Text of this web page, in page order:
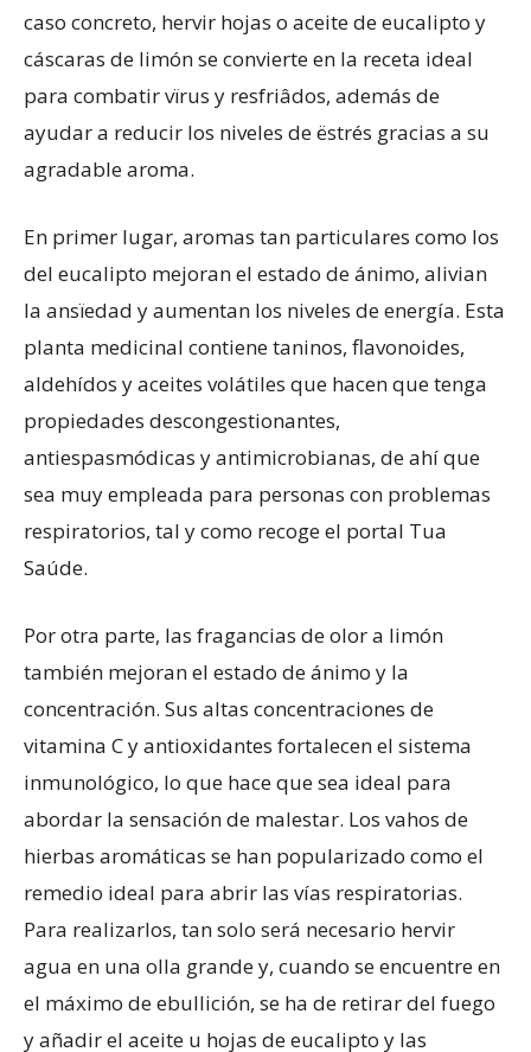
caso concreto, hervir hojas o aceite de eucalipto y
cáscaras de limón se convierte en la receta ideal
para combatir vïrus y resfriâdos, además de
ayudar a reducir los niveles de ëstrés gracias a su
agradable aroma.
En primer lugar, aromas tan particulares como los
del eucalipto mejoran el estado de ánimo, alivian
la ansïedad y aumentan los niveles de energía. Esta
planta medicinal contiene taninos, flavonoides,
aldehídos y aceites volátiles que hacen que tenga
propiedades descongestionantes,
antiespasmódicas y antimicrobianas, de ahí que
sea muy empleada para personas con problemas
respiratorios, tal y como recoge el portal Tua
Saúde.
Por otra parte, las fragancias de olor a limón
también mejoran el estado de ánimo y la
concentración. Sus altas concentraciones de
vitamina C y antioxidantes fortalecen el sistema
inmunológico, lo que hace que sea ideal para
abordar la sensación de malestar. Los vahos de
hierbas aromáticas se han popularizado como el
remedio ideal para abrir las vías respiratorias.
Para realizarlos, tan solo será necesario hervir
agua en una olla grande y, cuando se encuentre en
el máximo de ebullición, se ha de retirar del fuego
y añadir el aceite u hojas de eucalipto y las